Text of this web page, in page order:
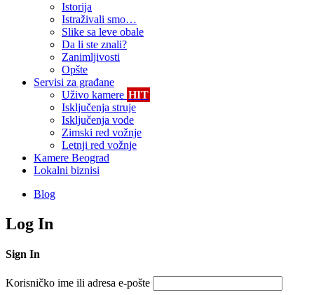
Istorija
Istraživali smo…
Slike sa leve obale
Da li ste znali?
Zanimljivosti
Opšte
Servisi za građane
Uživo kamere HIT
Isključenja struje
Isključenja vode
Zimski red vožnje
Letnji red vožnje
Kamere Beograd
Lokalni biznisi
Blog
Log In
Sign In
Korisničko ime ili adresa e-pošte